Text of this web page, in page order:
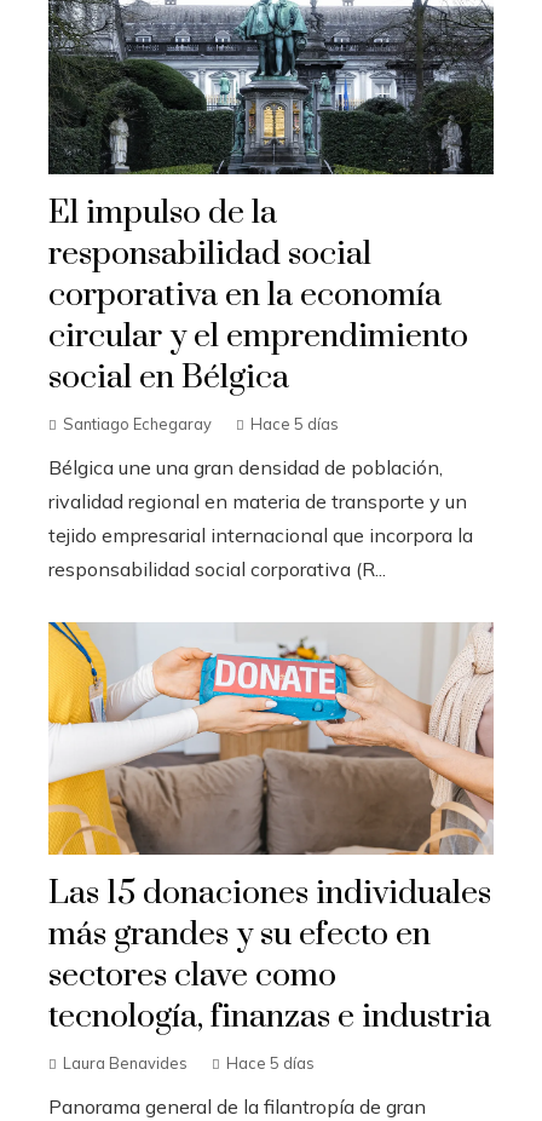
El impulso de la
responsabilidad social
corporativa en la economía
circular y el emprendimiento
social en Bélgica
Santiago Echegaray Hace 5 días
Bélgica une una gran densidad de población,
rivalidad regional en materia de transporte y un
tejido empresarial internacional que incorpora la
responsabilidad social corporativa (R...
Las 15 donaciones individuales
más grandes y su efecto en
sectores clave como
tecnología, finanzas e industria
Laura Benavides Hace 5 días
Panorama general de la filantropía de gran